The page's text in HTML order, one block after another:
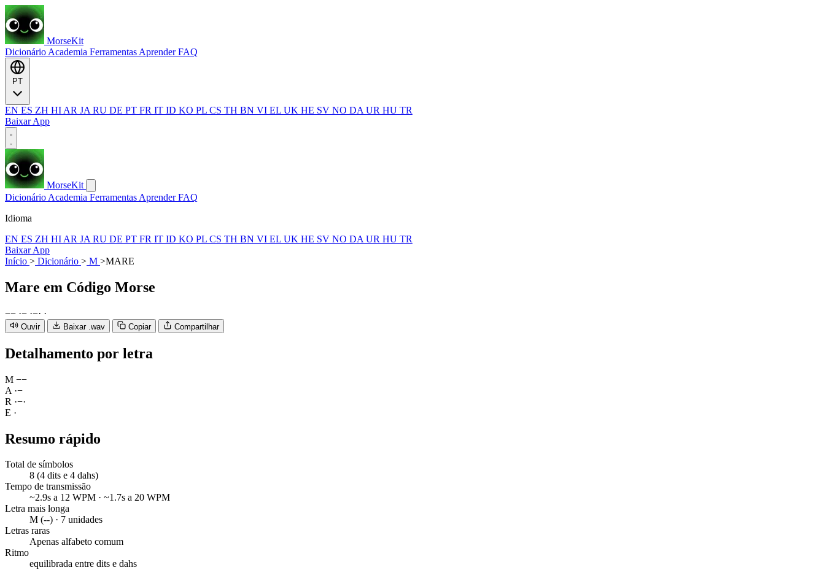
MorseKit
Dicionário Academia Ferramentas AprenderFAQ
EN ES ZH HI AR JA RU DE PT FR IT ID KO PL CS TH BN VI EL UK HE SV NO DA UR HU TR
Baixar App
MorseKit
Dicionário Academia Ferramentas AprenderFAQ
Idioma
EN ES ZH HI AR JA RU DE PT FR IT ID KO PL CS TH BN VI EL UK HE SV NO DA UR HU TR
Baixar App
Início > Dicionário > M >MARE
Mare em Código Morse
−− ·− ·−· ·
Ouvir Baixar .wav Copiar Compartilhar
Detalhamento por letra
M −−
A ·−
R ·−·
E ·
Resumo rápido
Total de símbolos
8 (4 dits e 4 dahs)
Tempo de transmissão
~2.9s a 12 WPM · ~1.7s a 20 WPM
Letra mais longa
M (--) · 7 unidades
Letras raras
Apenas alfabeto comum
Ritmo
equilibrada entre dits e dahs